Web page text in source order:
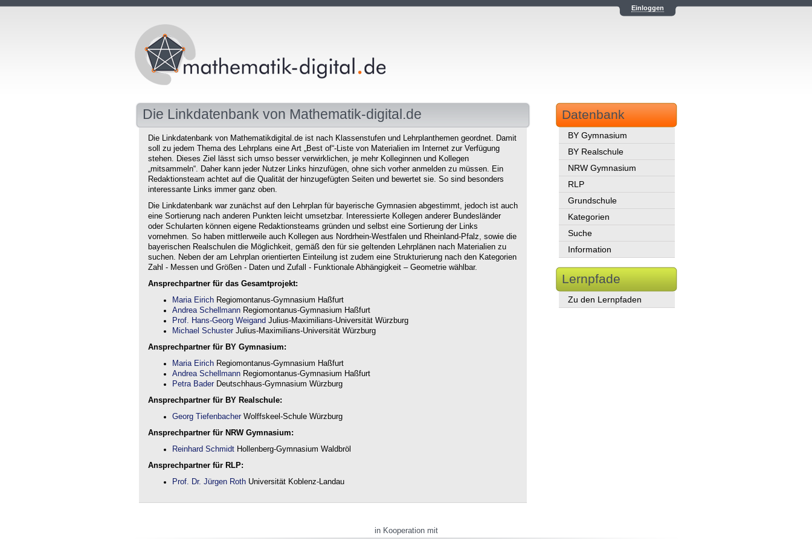
Einloggen
Die Linkdatenbank von Mathematik-digital.de
Die Linkdatenbank von Mathematikdigital.de ist nach Klassenstufen und Lehrplanthemen geordnet. Damit
soll zu jedem Thema des Lehrplans eine Art „Best of“-Liste von Materialien im Internet zur Verfügung
stehen. Dieses Ziel lässt sich umso besser verwirklichen, je mehr Kolleginnen und Kollegen
„mitsammeln“. Daher kann jeder Nutzer Links hinzufügen, ohne sich vorher anmelden zu müssen. Ein
Redaktionsteam achtet auf die Qualität der hinzugefügten Seiten und bewertet sie. So sind besonders
interessante Links immer ganz oben.
Die Linkdatenbank war zunächst auf den Lehrplan für bayerische Gymnasien abgestimmt, jedoch ist auch
eine Sortierung nach anderen Punkten leicht umsetzbar. Interessierte Kollegen anderer Bundesländer
oder Schularten können eigene Redaktionsteams gründen und selbst eine Sortierung der Links
vornehmen. So haben mittlerweile auch Kollegen aus Nordrhein-Westfalen und Rheinland-Pfalz, sowie die
bayerischen Realschulen die Möglichkeit, gemäß den für sie geltenden Lehrplänen nach Materialien zu
suchen. Neben der am Lehrplan orientierten Einteilung ist zudem eine Strukturierung nach den Kategorien
Zahl - Messen und Größen - Daten und Zufall - Funktionale Abhängigkeit – Geometrie wählbar.
Ansprechpartner für das Gesamtprojekt:
Maria Eirich Regiomontanus-Gymnasium Haßfurt
Andrea Schellmann Regiomontanus-Gymnasium Haßfurt
Prof. Hans-Georg Weigand Julius-Maximilians-Universität Würzburg
Michael Schuster Julius-Maximilians-Universität Würzburg
Ansprechpartner für BY Gymnasium:
Maria Eirich Regiomontanus-Gymnasium Haßfurt
Andrea Schellmann Regiomontanus-Gymnasium Haßfurt
Petra Bader Deutschhaus-Gymnasium Würzburg
Ansprechpartner für BY Realschule:
Georg Tiefenbacher Wolffskeel-Schule Würzburg
Ansprechpartner für NRW Gymnasium:
Reinhard Schmidt Hollenberg-Gymnasium Waldbröl
Ansprechpartner für RLP:
Prof. Dr. Jürgen Roth Universität Koblenz-Landau
Datenbank
BY Gymnasium
BY Realschule
NRW Gymnasium
RLP
Grundschule
Kategorien
Suche
Information
Lernpfade
Zu den Lernpfaden
in Kooperation mit